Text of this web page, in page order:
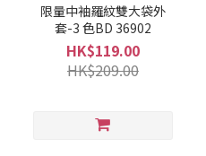
限量中袖羅紋雙大袋外
套-3 色BD 36902
HK$119.00
HK$209.00